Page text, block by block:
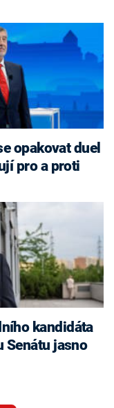
pro a proti
kandidáta
Senátu jasno